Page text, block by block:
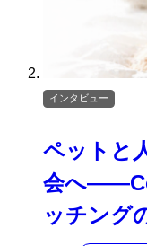
ペットと
会へ
ッチング
インタビュー